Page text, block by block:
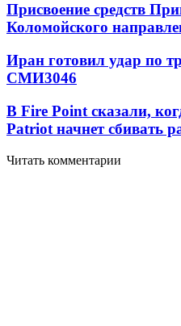
Присвоение средств
Коломойского
Иран готовил удар по
СМИ3046
В Fire Point сказали,
Patriot начнет сбивать
Читать комментарии